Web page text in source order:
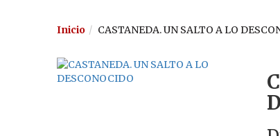
Inicio CASTANEDA. UN SALTO A LO